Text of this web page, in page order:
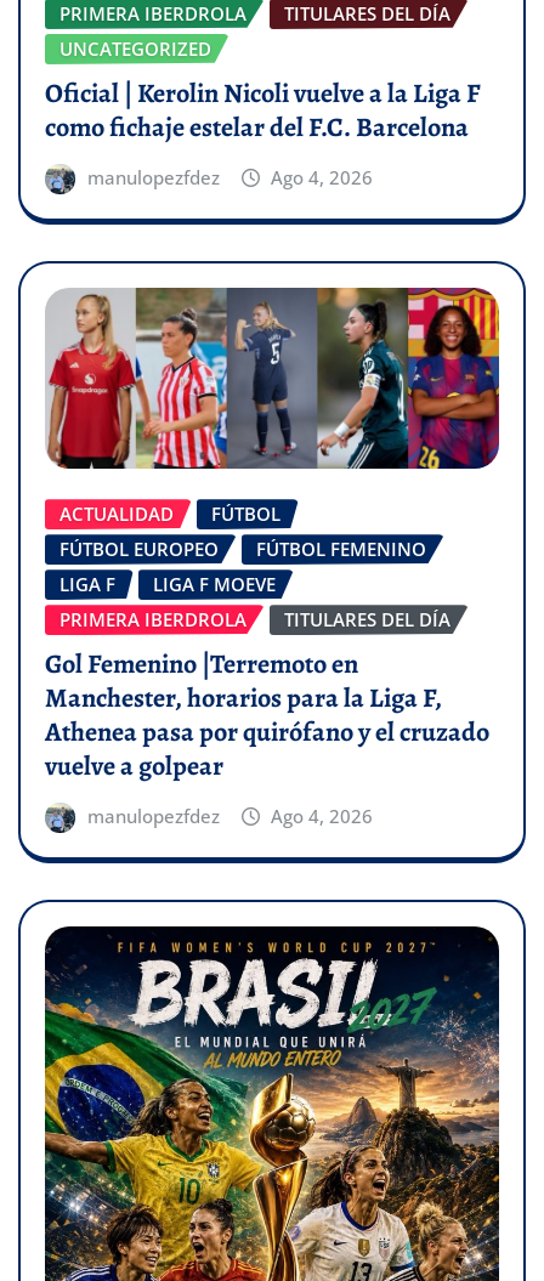
PRIMERA IBERDROLA
TITULARES DEL DÍA
UNCATEGORIZED
Oficial | Kerolin Nicoli vuelve a la Liga F
como fichaje estelar del F.C. Barcelona
manulopezfdez Ago 4, 2026
ACTUALIDAD
FÚTBOL
FÚTBOL EUROPEO
FÚTBOL FEMENINO
LIGA F
LIGA F MOEVE
PRIMERA IBERDROLA
TITULARES DEL DÍA
Gol Femenino |Terremoto en
Manchester, horarios para la Liga F,
Athenea pasa por quirófano y el cruzado
vuelve a golpear
manulopezfdez Ago 4, 2026